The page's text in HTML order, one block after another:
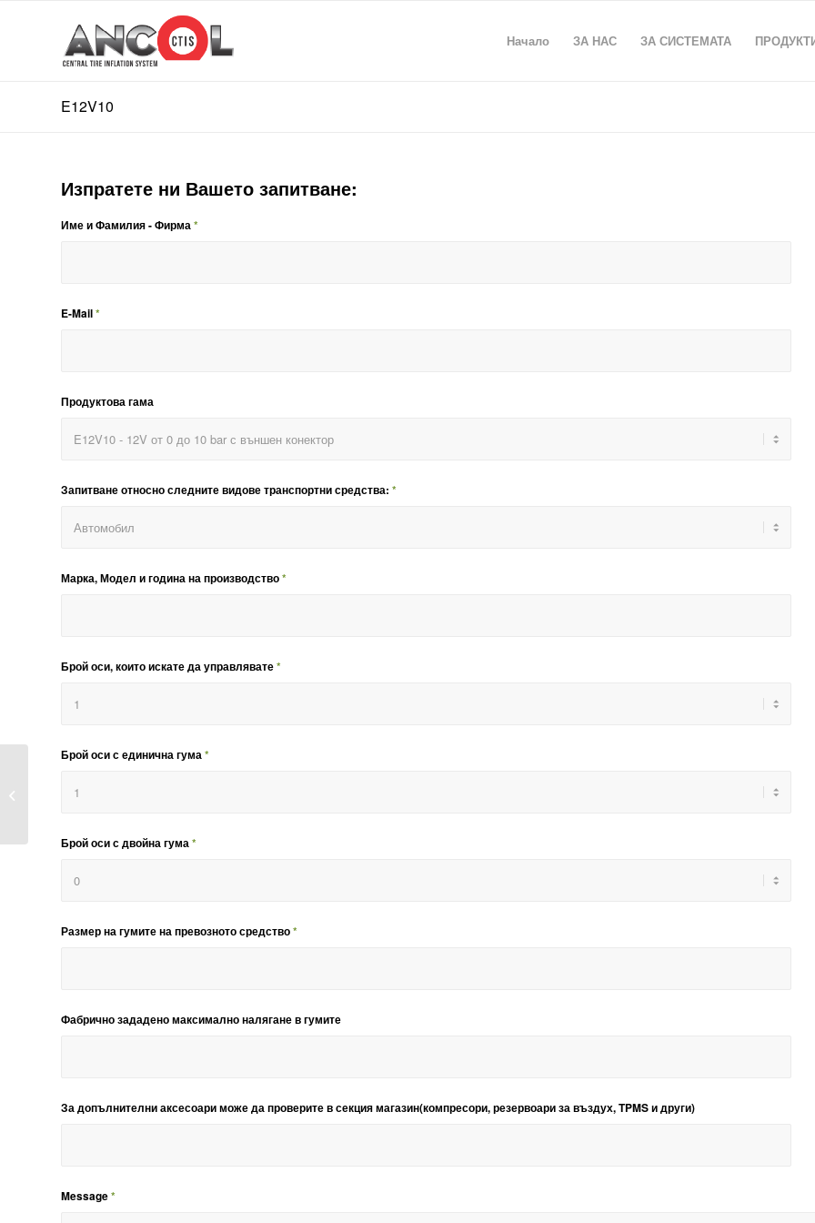
Начало ЗА НАС ЗА СИСТЕМАТА
E12V10
Изпратете ни Вашето запитване:
Име и Фамилия - Фирма*
E-Mail*
Продуктова гама
Запитване относно следните видове транспортни средства: *
Марка, Модел и година на производство*
Брой оси, които искате да управлявате*
Брой оси с единична гума*
Брой оси с двойна гума*
Размер на гумите на превозното средство*
Фабрично зададено максимално налягане в гумите
За допълнителни аксесоари може да проверите в секция магазин(компресори, резервоари за въздух, TPMS и други)
Message*